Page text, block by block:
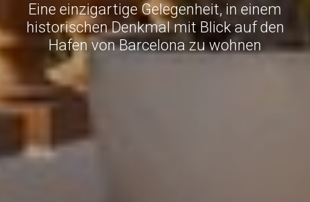
Eine einzigartige Gelegenheit, in einem
historischen Denkmal mit Blick auf den
Hafen von Barcelona zu wohnen